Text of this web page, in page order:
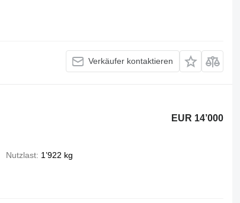
Verkäufer kontaktieren
EUR 14’000
Nutzlast 1’922 kg